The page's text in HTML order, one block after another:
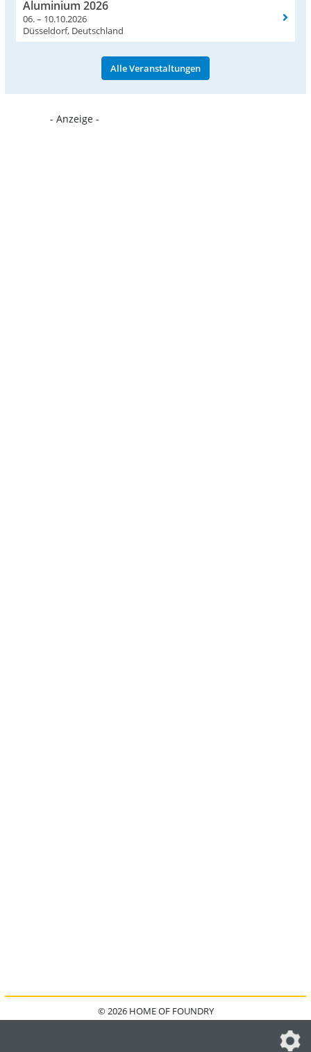
Aluminium 2026
06. – 10.10.2026
Düsseldorf, Deutschland
Alle Veranstaltungen
- Anzeige -
© 2026 HOME OF FOUNDRY